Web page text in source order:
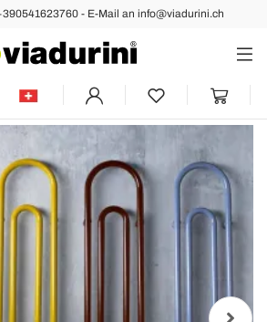
- E-Mail an info@viadurini.ch
Vorher Nächste
hydraulisch Büroklamer
Italy von Scirocco H